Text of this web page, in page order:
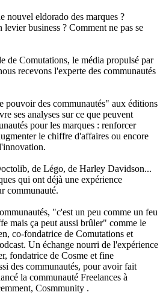
nouvel eldorado des marques ?
business ? Comment ne pas se
de Comutations, le média propulsé par
recevons l'experte des communautés
des communautés" aux éditions
ses analyses sur ce que peuvent
pour les marques : renforcer
le chiffre d'affaires ou encore
de Légo, de Harley Davidson...
qui ont déjà une expérience
communauté.
"c'est un peu comme un feu
mais ça peut aussi brûler" comme le
co-fondatrice de Comutations et
Un échange nourri de l'expérience
fondatrice de Cosme et fine
des communautés, pour avoir fait
la communauté Freelances à
Cosmmunity .